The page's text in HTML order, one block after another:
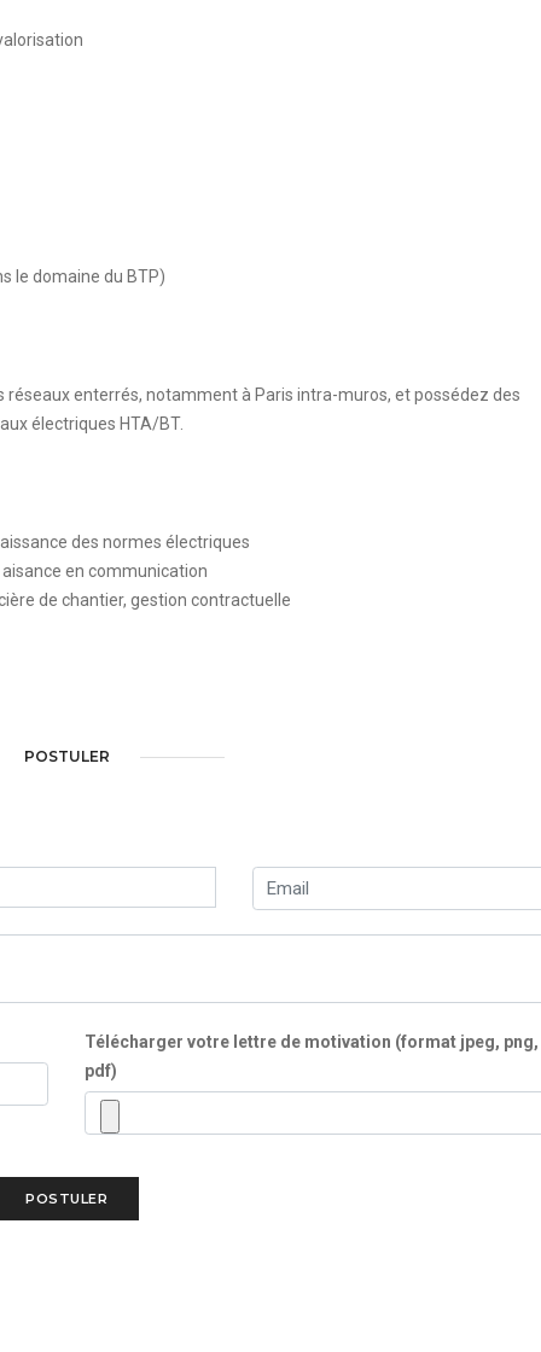
le domaine du BTP)
enterrés, notamment à Paris intra-muros, et possédez des
électriques HTA/BT.
des normes électriques
en communication
de chantier, gestion contractuelle
POSTULER
Télécharger votre lettre de motivation (format jpeg, png,
pdf)